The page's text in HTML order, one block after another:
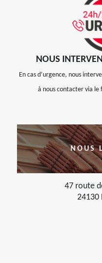
NOUS
En cas d’urgence, nous
à nous contacter via le
NOUS
47 route
24130